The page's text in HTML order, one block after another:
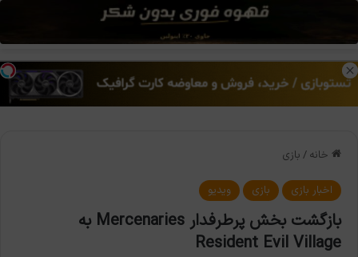
خانه / بازی
اخبار بازی بازی ویدیو
بازگشت بخش پرطرفدار Mercenaries به
Resident Evil Village